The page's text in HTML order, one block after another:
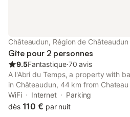
Châteaudun, Région de Châteaudun
Gîte pour 2 personnes
9.5Fantastique⋅70 avis
A l'Abri du Temps, a property with
in Châteaudun, 44 km from
from Municipal Theatre of Chartres,
Chartres Train Station.
WiFi Internet
Parking
dès 110 € par nuit